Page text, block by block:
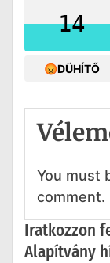
14
😡DÜHÍTŐ
You must
comment.
Iratkozzon
Alapítvány